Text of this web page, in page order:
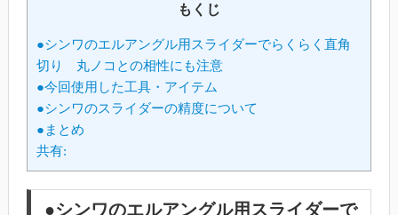
もくじ
●シンワのエルアングル用スライダーでらくらく直角
切り 丸ノコとの相性にも注意
●今回使用した工具・アイテム
●シンワのスライダーの精度について
●まとめ
共有:
●シンワのエルアングル用スライダーで